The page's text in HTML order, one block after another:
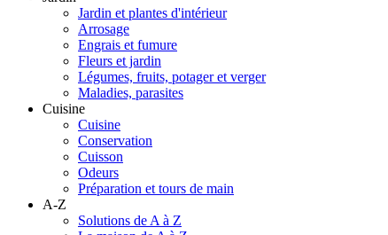
Jardin et plantes d'intérieur
Arrosage
Engrais et fumure
Fleurs et jardin
Légumes, fruits, potager et verger
Maladies, parasites
Cuisine
Cuisine
Conservation
Cuisson
Odeurs
Préparation et tours de main
A-Z
Solutions de A à Z